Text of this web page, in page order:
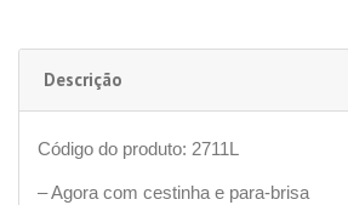
Descrição
Código do produto: 2711L
– Agora com cestinha e para-brisa